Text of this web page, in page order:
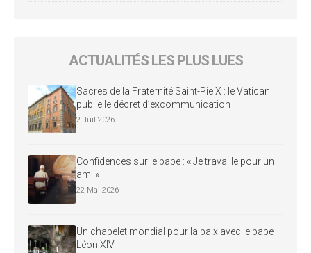
ACTUALITÉS LES PLUS LUES
Sacres de la Fraternité Saint-Pie X : le Vatican
publie le décret d’excommunication
2 Juil 2026
Confidences sur le pape : « Je travaille pour un
ami »
22 Mai 2026
Un chapelet mondial pour la paix avec le pape
Léon XIV